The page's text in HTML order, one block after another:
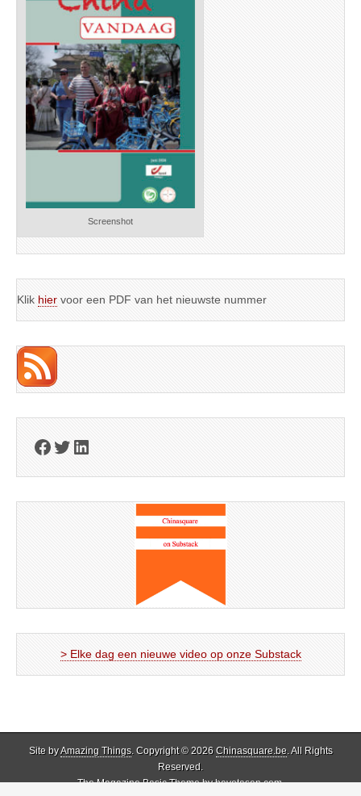
Screenshot
Klik hier voor een PDF van het nieuwste nummer
Facebook
Twitter
LinkedIn
> Elke dag een nieuwe video op onze Substack
Site byAmazing Things. Copyright © 2026 Chinasquare.be. All Rights
Reserved.
The Magazine Basic Theme bybavotasan.com.